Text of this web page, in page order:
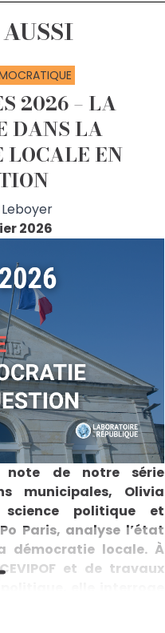
2026 – LA
DANS LA
LOCALE EN
2026
note de notre série
municipales, Olivia
science politique et
Paris, analyse l’état
démocratie locale. À
et de travaux
elle interroge